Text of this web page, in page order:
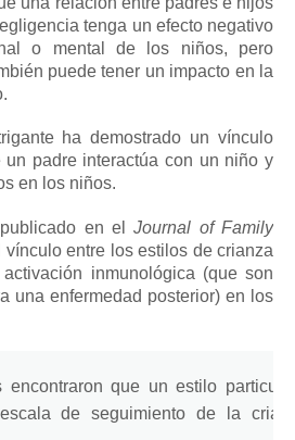
tenga un efecto negativo
o mental de los niños, pero
puede tener un impacto en la
ha demostrado un vínculo
padre interactúa con un niño y
en los niños.
en elJournal of Family
entre los estilos de crianza
inmunológica (que son
una enfermedad posterior) en los
encontraron que un estilo
de seguimiento de la